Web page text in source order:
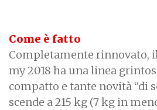
Come è fatto
Completamente rinnovato,
my 2018 ha una linea
compatto e tante novità “di
scende a 215 kg (7 kg in